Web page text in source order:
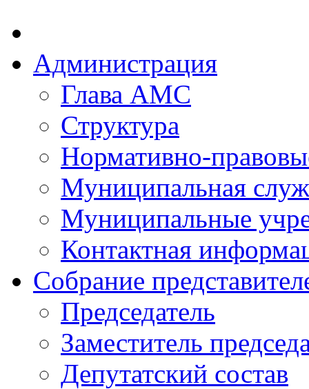
Администрация
Глава АМС
Структура
Нормативно-
Муниципальная
Муниципальные
Контактная
Собрание
Председатель
Заместитель
Депутатский состав